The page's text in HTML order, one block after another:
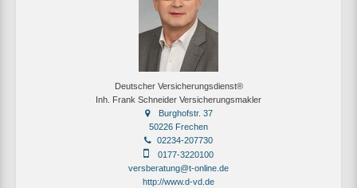
Deutscher Versicherungsdienst®
Inh. Frank Schneider Versicherungsmakler
Burghofstr. 37
50226 Frechen
02234-207730
0177-3220100
versberatung@t-online.de
http://www.d-vd.de